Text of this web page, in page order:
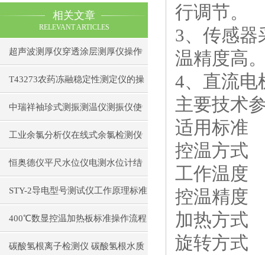
相关文章
RELEVANT ARTICLES
超声波测厚仪穿透涂层测厚仪操作
前准备操作步骤
T43273农药冻融稳定性测定仪的操
作使用
中瑞祥袖珍式测振测温仪测振仪使
用注意事项工作原理
工业余氯分析仪在线式余氯检测仪
日常维护注意事项安装与接线步骤
恒奥德仪平尺水位仪电测水位计结
构原理操作使用
STY-2导电型号测试仪工作原理标准
操作流程
400℃数显控温加热板标准操作流程
碳酸氢根离子检测仪 碳酸氢根水质
行调节。
3、传感器
温精度高
4、直流电
主要技术
适用标准
控温方式
工作温度
控温精度
加热方式
旋转方式